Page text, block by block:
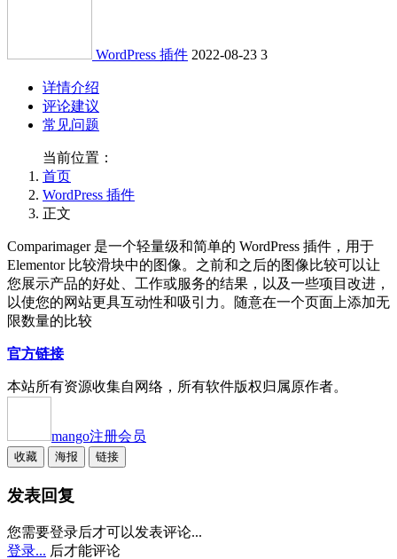
WordPress 插件 2022-08-23 3
详情介绍
评论建议
常见问题
当前位置：
首页
WordPress 插件
正文
Comparimager 是一个轻量级和简单的 WordPress 插件，用于
Elementor 比较滑块中的图像。之前和之后的图像比较可以让
您展示产品的好处、工作或服务的结果，以及一些项目改进，
以使您的网站更具互动性和吸引力。随意在一个页面上添加无
限数量的比较
官方链接
本站所有资源收集自网络，所有软件版权归属原作者。
mango注册会员
收藏 海报 链接
发表回复
您需要登录后才可以发表评论...
登录... 后才能评论